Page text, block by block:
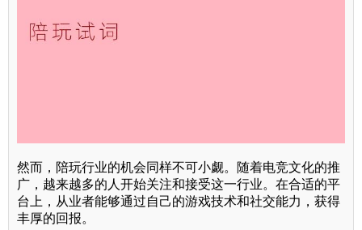
然而，陪玩行业的机会同样不可小觑。随着电竞文化的推
广，越来越多的人开始关注和接受这一行业。在合适的平
台上，从业者能够通过自己的游戏技术和社交能力，获得
丰厚的回报。